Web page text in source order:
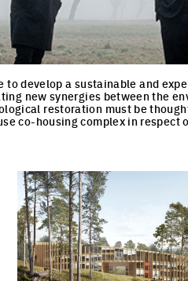
to develop a sustainable and
new synergies between the
restoration must be
co-housing complex in